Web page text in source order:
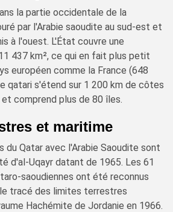
la partie occidentale de la
par l'Arabie saoudite au sud-est et
à l'ouest. L'État couvre une
437 km², ce qui en fait plus petit
européen comme la France (648
qatari s'étend sur 1 200 km de côtes
comprend plus de 80 îles.
et maritime
Qatar avec l'Arabie Saoudite sont
d'al-Uqayr datant de 1965. Les 61
saoudiennes ont été reconnus
tracé des limites terrestres
Hachémite de Jordanie en 1966.